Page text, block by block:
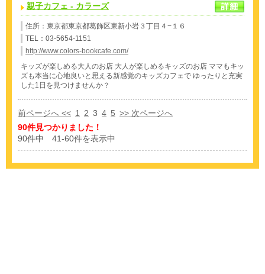
親子カフェ - カラーズ
住所：東京都東京都葛飾区東新小岩３丁目４−１６‎
TEL：03-5654-1151
http://www.colors-bookcafe.com/
キッズが楽しめる大人のお店 大人が楽しめるキッズのお店 ママもキッ
ズも本当に心地良いと思える新感覚のキッズカフェで ゆったりと充実
した1日を見つけませんか？
前ページへ << 1 2 3 4 5 >> 次ページへ
90件見つかりました！
90件中 41-60件を表示中